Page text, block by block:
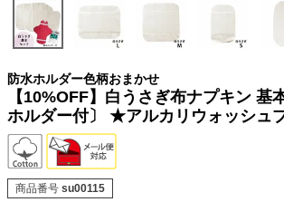
防水ホルダー色柄おまかせ
【10%OFF】白うさぎ布ナプキン 基
ホルダー付〕 ★アルカリウォッシュ
商品番号 su00115